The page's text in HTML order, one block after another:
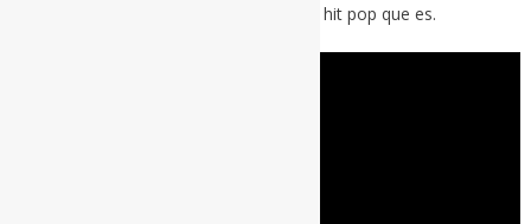
superado el shock, lo gozamos como el hit pop que es.